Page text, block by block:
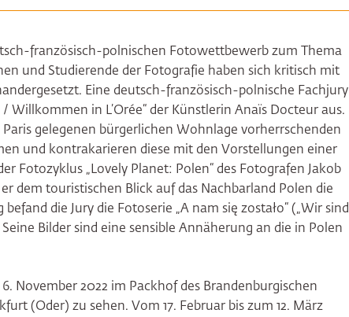
französisch-polnischen Fotowettbewerb zum Thema
und Studierende der Fotografie haben sich kritisch mit
Eine deutsch-französisch-polnische Fachjury
Willkommen in L’Orée“ der Künstlerin Anaïs Docteur aus.
gelegenen bürgerlichen Wohnlage vorherrschenden
und kontrakarieren diese mit den Vorstellungen einer
Fotozyklus „Lovely Planet: Polen“ des Fotografen Jakob
dem touristischen Blick auf das Nachbarland Polen die
die Jury die Fotoserie „A nam się zostało“ („Wir sind
Bilder sind eine sensible Annäherung an die in Polen
November 2022 im Packhof des Brandenburgischen
(Oder) zu sehen. Vom 17. Februar bis zum 12. März